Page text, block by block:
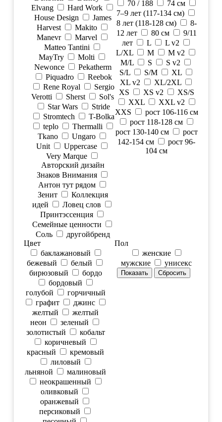
70 / 188
74 см
7–9 лет (117-134 см)
8 лет (118-128 см)
8-
12 лет
80 см
9/11
лет
L
L v2
L/XL
M
M v2
M/L
S
S v2
S/L
S/M
XL
XL v2
XL/2XL
XS
XS v2
XS/S
XXL
XXL v2
XXS
рост 106-116 см
рост 118-128 см
рост 130-140 см
рост
142-154 см
рост 96-
104 см
Elvang
Hard Work
House Design
James
Harvest
Makito
Manevr
Marvel
Matteo Tantini
MayTry
Molti
Newonce
Pekatherm
Piquadro
Reebok
Rene Royal
Sergio
Verotti
Sherst
Sol's
Star Wars
Stride
Stromtech
T-Bolka
teplo
Thermalli
Tkano
Ungaro
Unit
Uppercase
Very Marque
Авторский дизайн
Знаков Внимания
Антон тут рядом
Зенит
Коллекция
идей
Ловец слов
Принтэссенция
Семейные ценности
Соль
другойбренд
Цвет
баклажановый
бежевый
белый
бирюзовый
бордо
бордовый
голубой
горчичный
графит
джинс
желтый
желтый
неон
зеленый
золотистый
кобальт
коричневый
красный
кремовый
лиловый
льняной
малиновый
неокрашенный
оливковый
оранжевый
персиковый
Пол
женские
мужские
унисекс